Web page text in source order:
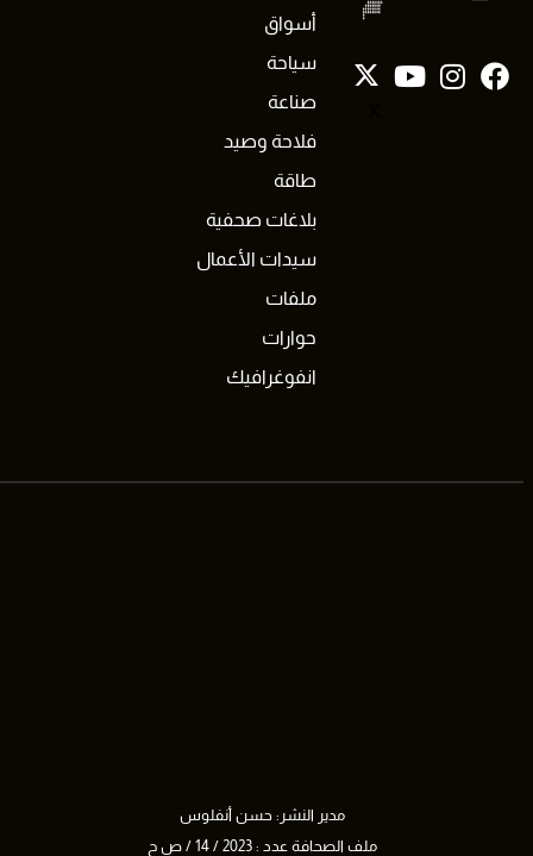
أسواق
سياحة
صناعة
فلاحة وصيد
طاقة
بلاغات صحفية
سيدات الأعمال
ملفات
حوارات
انفوغرافيك
مدير النشر: حسن أنفلوس
ملف الصحافة عدد : 2023 / 14 / ص ح